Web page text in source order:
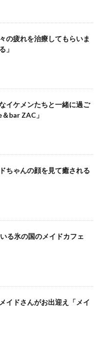
の疲れを治療してもらいま
」
イケメンたちと一緒に過ご
bar ZAC」
ちゃんの顔を見て癒される
る氷の国のメイドカフェ
イドさんがお出迎え「メイ